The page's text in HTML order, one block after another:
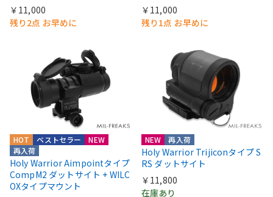
￥11,000
残り2点 お早めに
￥11,000
残り1点 お早めに
HOT
NEW
再入荷
ベストセラー
Holy Warrior Aimpointタイプ
CompM2 ダットサイト + WILC
OXタイプマウント
NEW 再入荷
Holy Warrior Trijiconタイプ S
RS ダットサイト
￥11,800
在庫あり